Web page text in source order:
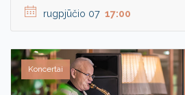
rugpjūčio 07 17:00
Koncertai